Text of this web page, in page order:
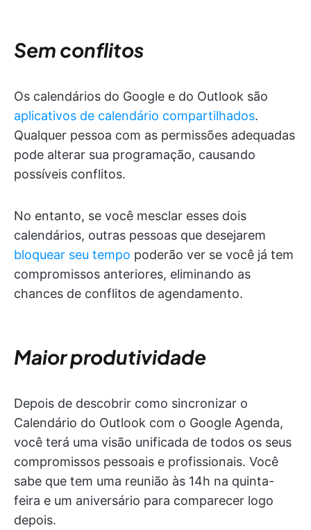
Sem conflitos
Os calendários do Google e do Outlook são
aplicativos de calendário compartilhados.
Qualquer pessoa com as permissões adequadas
pode alterar sua programação, causando
possíveis conflitos.
No entanto, se você mesclar esses dois
calendários, outras pessoas que desejarem
bloquear seu tempo poderão ver se você já tem
compromissos anteriores, eliminando as
chances de conflitos de agendamento.
Maior produtividade
Depois de descobrir como sincronizar o
Calendário do Outlook com o Google Agenda,
você terá uma visão unificada de todos os seus
compromissos pessoais e profissionais. Você
sabe que tem uma reunião às 14h na quinta-
feira e um aniversário para comparecer logo
depois.